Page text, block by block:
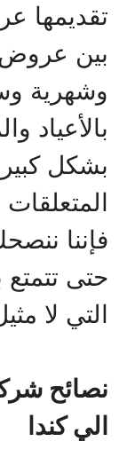
تقديمها
بين عروض
وشهرية
بالأعياد
بشكل
المتعلقات
فإننا
حتى
التي لا
نصائح
الي كندا